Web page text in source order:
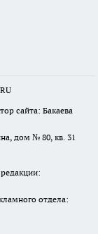
сайта: Бакаева
дом № 80, кв. 31
отдела: